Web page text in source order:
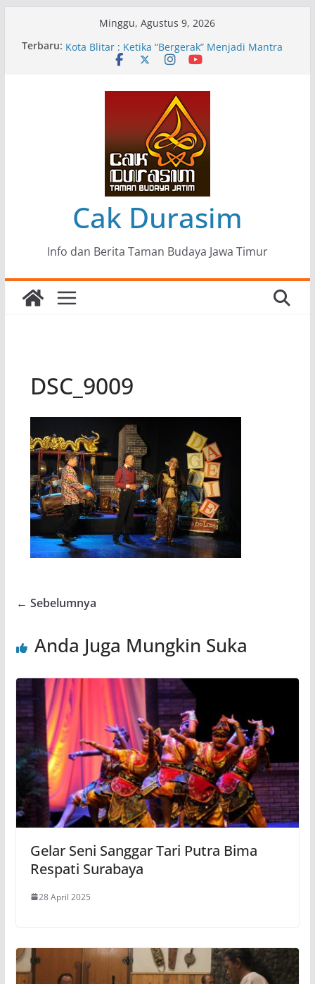
Minggu, Agustus 9, 2026
Terbaru: Pameran Lukisan Komunitas Patria Seni Rupa
Kota Blitar : Ketika “Bergerak” Menjadi Mantra
Mengupas Sunyi dan Luka di Balik “Samaleak”
Menjaga Marwah Seni dan Budaya: Catatan
Kunjungan Kerja Ir. Bambang Haryo Soekartono
(BHS) Anggota DPR RI ke Taman Budaya Jawa
Pameran Tunggal 35 Karya Agus Koecink
“Tumbang Tambang”, Ungkapan Kritis Tentang
Derita Pekerja Pertambangan
Cak Durasim
Info dan Berita Taman Budaya Jawa Timur
DSC_9009
← Sebelumnya
Anda Juga Mungkin Suka
Gelar Seni Sanggar Tari Putra Bima
Respati Surabaya
28 April 2025